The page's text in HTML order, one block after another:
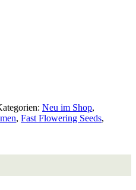
Neu im Shop,
, Fast Flowering Seeds,